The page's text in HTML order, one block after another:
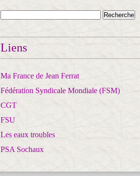
Liens
Ma France de Jean Ferrat
Fédération Syndicale Mondiale (FSM)
CGT
FSU
Les eaux troubles
PSA Sochaux